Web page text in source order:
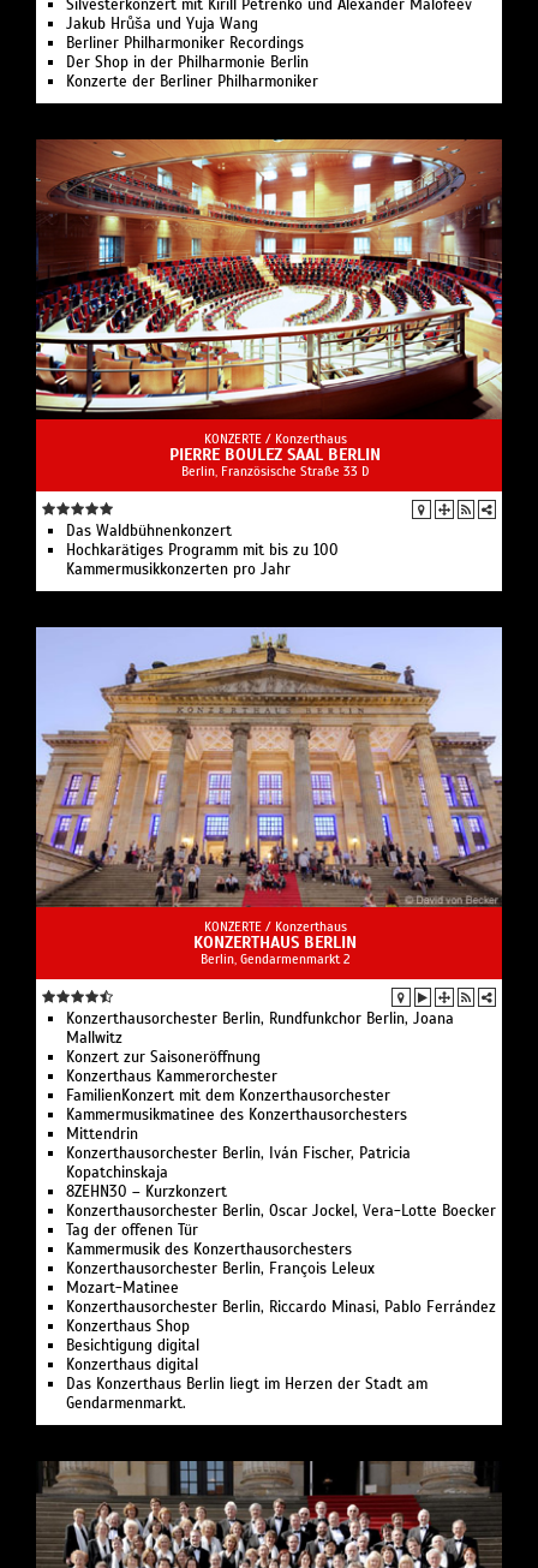
Silvesterkonzert mit Kirill Petrenko und Alexander Malofeev
Jakub Hrůša und Yuja Wang
Berliner Philharmoniker Recordings
Der Shop in der Philharmonie Berlin
Konzerte der Berliner Philharmoniker
KONZERTE / Konzerthaus
PIERRE BOULEZ SAAL BERLIN
Berlin, Französische Straße 33 D
Das Waldbühnenkonzert
Hochkarätiges Programm mit bis zu 100
Kammermusikkonzerten pro Jahr
KONZERTE / Konzerthaus
KONZERTHAUS BERLIN
Berlin, Gendarmenmarkt 2
Konzerthausorchester Berlin, Rundfunkchor Berlin, Joana
Mallwitz
Konzert zur Saisoneröffnung
Konzerthaus Kammerorchester
FamilienKonzert mit dem Konzerthausorchester
Kammermusikmatinee des Konzerthausorchesters
Mittendrin
Konzerthausorchester Berlin, Iván Fischer, Patricia
Kopatchinskaja
8ZEHN30 – Kurzkonzert
Konzerthausorchester Berlin, Oscar Jockel, Vera-Lotte Boecker
Tag der offenen Tür
Kammermusik des Konzerthausorchesters
Konzerthausorchester Berlin, François Leleux
Mozart-Matinee
Konzerthausorchester Berlin, Riccardo Minasi, Pablo Ferrández
Konzerthaus Shop
Besichtigung digital
Konzerthaus digital
Das Konzerthaus Berlin liegt im Herzen der Stadt am
Gendarmenmarkt.